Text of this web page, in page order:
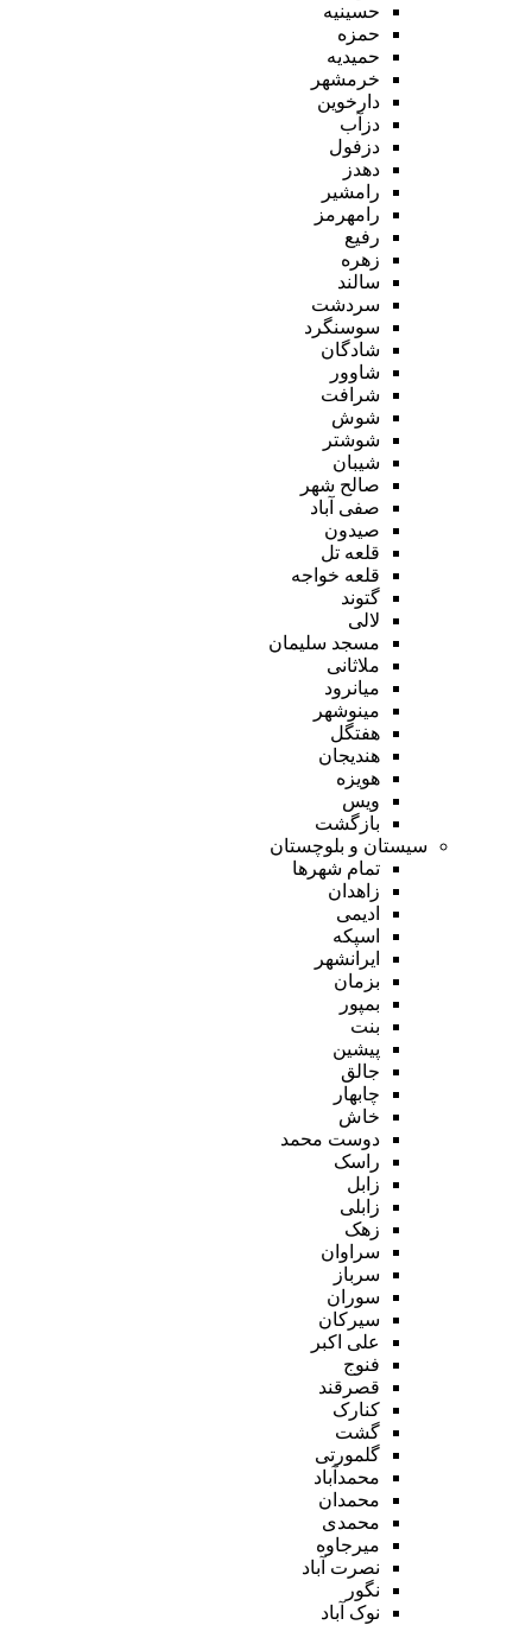
حسینیه
حمزه
حمیدیه
خرمشهر
دارخوین
دزآب
دزفول
دهدز
رامشیر
رامهرمز
رفیع
زهره
سالند
سردشت
سوسنگرد
شادگان
شاوور
شرافت
شوش
شوشتر
شیبان
صالح شهر
صفی آباد
صیدون
قلعه تل
قلعه خواجه
گتوند
لالی
مسجد سلیمان
ملاثانی
میانرود
مینوشهر
هفتگل
هندیجان
هویزه
ویس
بازگشت
سیستان و بلوچستان
تمام شهر‌ها
زاهدان
ادیمی
اسپکه
ایرانشهر
بزمان
بمپور
بنت
پیشین
جالق
چابهار
خاش
دوست محمد
راسک
زابل
زابلی
زهک
سراوان
سرباز
سوران
سیرکان
علی اکبر
فنوج
قصرقند
کنارک
گشت
گلمورتی
محمدآباد
محمدان
محمدی
میرجاوه
نصرت آباد
نگور
نوک آباد